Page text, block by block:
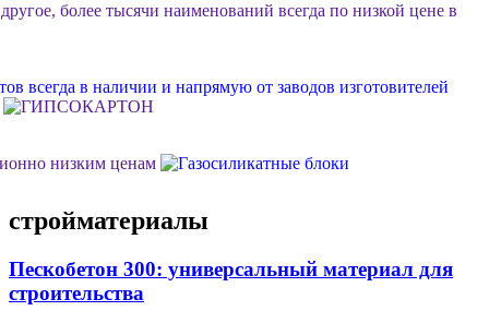
более тысячи наименований всегда по низкой цене в
всегда в наличии и напрямую от заводов изготовителей
низким ценам
или объект, возможна разгрузка, фурные поставки еще
личный менеджер в стройдисконте "Мидгард"
стройматериалы
Пескобетон 300: универсальный материал для
строительства